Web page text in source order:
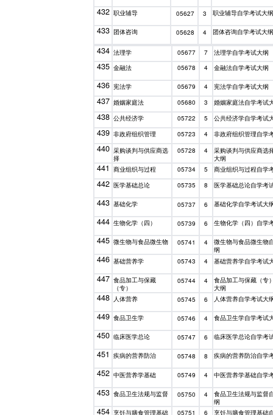
432 职业辅导 05627 3 职业辅导自学考试大
433 团体咨询 05628 4 团体咨询自学考试大
434 法理学 05677 7 法理学自学考试大纲
435 金融法 05678 4 金融法自学考试大纲
436 宪法学 05679 4 宪法学自学考试大纲
437 婚姻家庭法 05680 3 婚姻家庭法自学考试
438 公共经济学 05722 5 公共经济学自学考试
439 非政府组织管理 05723 4 非政府组织管理自学
440 采购谈判与供应商选
择
05728 4
采购谈判与供应商选
大纲
441 商业组织与过程 05734 5 商业组织与过程自学
442 医学基础总论 05735 8 医学基础总论自学考
443 基础化学 05737 6 基础化学自学考试大
444 生物化学（四） 05739 6 生物化学（四）自学
445 微生物与食品微生物 05741 4
微生物与食品微生物
纲
446 基础营养学 05743 4 基础营养学自学考试
447 食品加工与保藏
（专）
05744 4
食品加工与保藏（专
大纲
448 人体营养 05745 6 人体营养自学考试大
449 食品卫生学 05746 4 食品卫生学自学考试
450 临床医学总论 05747 6 临床医学总论自学考
451 疾病的营养防治 05748 8 疾病的营养防治自学
452 中医营养学基础 05749 4 中医营养学基础自学
453 食品卫生法规与监督 05750 4
食品卫生法规与监督
纲
454 烹饪与膳食管理基础 05751 6
烹饪与膳食管理基础